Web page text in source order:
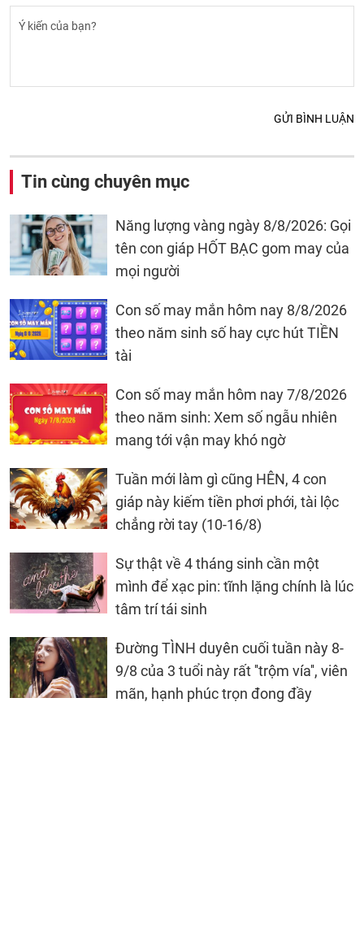
GỬI BÌNH LUẬN
Tin cùng chuyên mục
Năng lượng vàng ngày 8/8/2026: Gọi
tên con giáp HỐT BẠC gom may của
mọi người
Con số may mắn hôm nay 8/8/2026
theo năm sinh số hay cực hút TIỀN
tài
Con số may mắn hôm nay 7/8/2026
theo năm sinh: Xem số ngẫu nhiên
mang tới vận may khó ngờ
Tuần mới làm gì cũng HÊN, 4 con
giáp này kiếm tiền phơi phới, tài lộc
chẳng rời tay (10-16/8)
Sự thật về 4 tháng sinh cần một
mình để xạc pin: tĩnh lặng chính là lúc
tâm trí tái sinh
Đường TÌNH duyên cuối tuần này 8-
9/8 của 3 tuổi này rất ''trộm vía'', viên
mãn, hạnh phúc trọn đong đầy